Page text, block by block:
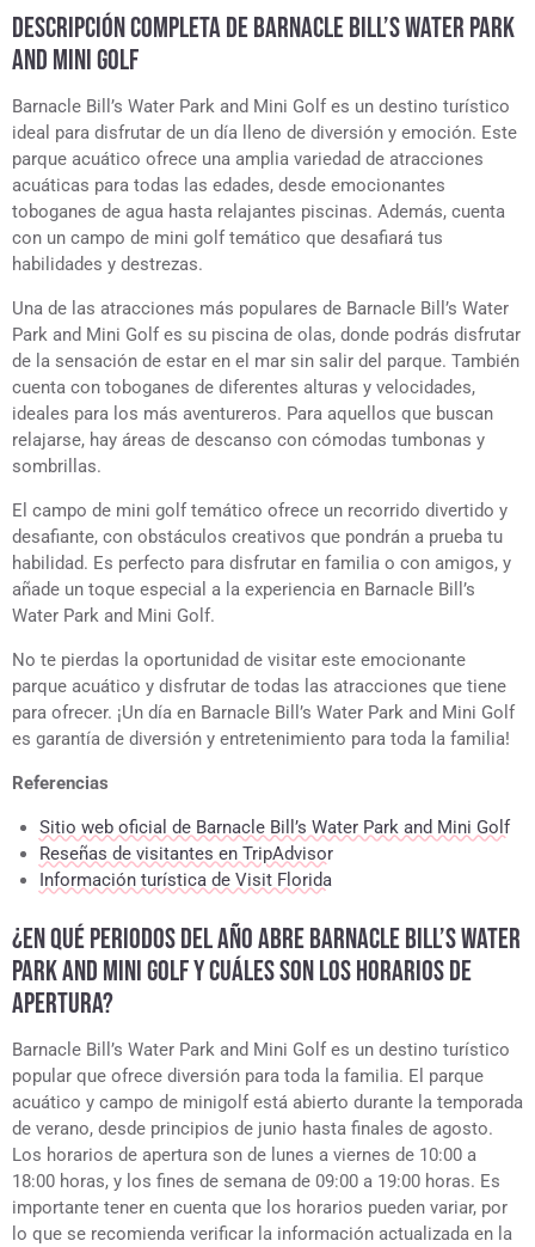
DESCRIPCIÓN COMPLETA DE BARNACLE BILL’S WATER PARK
AND MINI GOLF
Barnacle Bill’s Water Park and Mini Golf es un destino turístico
ideal para disfrutar de un día lleno de diversión y emoción. Este
parque acuático ofrece una amplia variedad de atracciones
acuáticas para todas las edades, desde emocionantes
toboganes de agua hasta relajantes piscinas. Además, cuenta
con un campo de mini golf temático que desafiará tus
habilidades y destrezas.
Una de las atracciones más populares de Barnacle Bill’s Water
Park and Mini Golf es su piscina de olas, donde podrás disfrutar
de la sensación de estar en el mar sin salir del parque. También
cuenta con toboganes de diferentes alturas y velocidades,
ideales para los más aventureros. Para aquellos que buscan
relajarse, hay áreas de descanso con cómodas tumbonas y
sombrillas.
El campo de mini golf temático ofrece un recorrido divertido y
desafiante, con obstáculos creativos que pondrán a prueba tu
habilidad. Es perfecto para disfrutar en familia o con amigos, y
añade un toque especial a la experiencia en Barnacle Bill’s
Water Park and Mini Golf.
No te pierdas la oportunidad de visitar este emocionante
parque acuático y disfrutar de todas las atracciones que tiene
para ofrecer. ¡Un día en Barnacle Bill’s Water Park and Mini Golf
es garantía de diversión y entretenimiento para toda la familia!
Referencias
Sitio web oficial de Barnacle Bill’s Water Park and Mini Golf
Reseñas de visitantes en TripAdvisor
Información turística de Visit Florida
¿EN QUÉ PERIODOS DEL AÑO ABRE BARNACLE BILL’S WATER
PARK AND MINI GOLF Y CUÁLES SON LOS HORARIOS DE
APERTURA?
Barnacle Bill’s Water Park and Mini Golf es un destino turístico
popular que ofrece diversión para toda la familia. El parque
acuático y campo de minigolf está abierto durante la temporada
de verano, desde principios de junio hasta finales de agosto.
Los horarios de apertura son de lunes a viernes de 10:00 a
18:00 horas, y los fines de semana de 09:00 a 19:00 horas. Es
importante tener en cuenta que los horarios pueden variar, por
lo que se recomienda verificar la información actualizada en la